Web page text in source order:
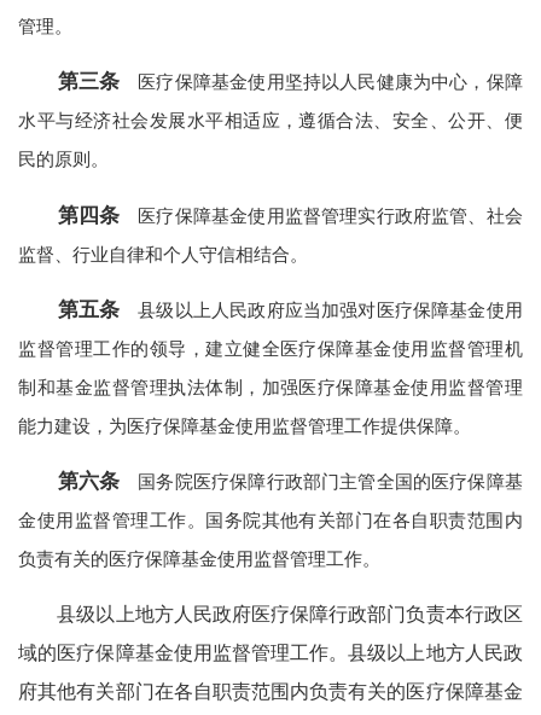
管理。
第三条 医疗保障基金使用坚持以人民健康为中心，保障
水平与经济社会发展水平相适应，遵循合法、安全、公开、便
民的原则。
第四条 医疗保障基金使用监督管理实行政府监管、社会
监督、行业自律和个人守信相结合。
第五条 县级以上人民政府应当加强对医疗保障基金使用
监督管理工作的领导，建立健全医疗保障基金使用监督管理机
制和基金监督管理执法体制，加强医疗保障基金使用监督管理
能力建设，为医疗保障基金使用监督管理工作提供保障。
第六条 国务院医疗保障行政部门主管全国的医疗保障基
金使用监督管理工作。国务院其他有关部门在各自职责范围内
负责有关的医疗保障基金使用监督管理工作。
县级以上地方人民政府医疗保障行政部门负责本行政区
域的医疗保障基金使用监督管理工作。县级以上地方人民政
府其他有关部门在各自职责范围内负责有关的医疗保障基金